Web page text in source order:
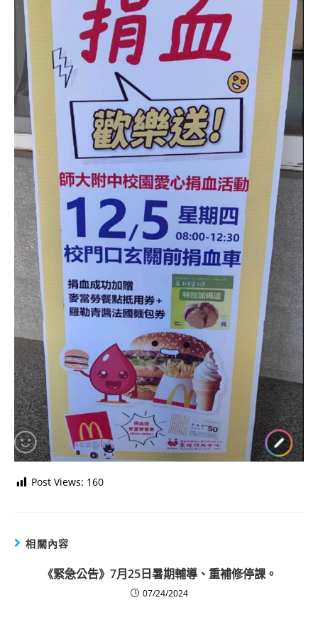
Post Views: 160
相關內容
《緊急公告》7月25日暑期輔導、重補修停課。
07/24/2024